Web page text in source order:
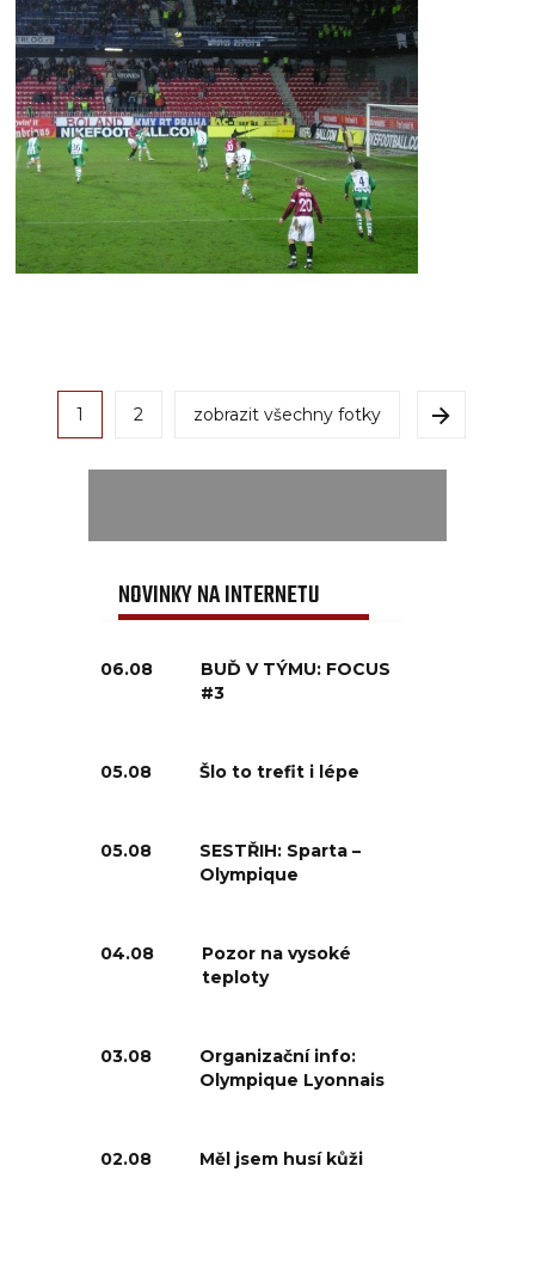
1 2 zobrazit všechny fotky
NOVINKY NA INTERNETU
06.08
BUĎ V TÝMU: FOCUS
#3
05.08 Šlo to trefit i lépe
05.08
SESTŘIH: Sparta –
Olympique
04.08
Pozor na vysoké
teploty
03.08
Organizační info:
Olympique Lyonnais
02.08 Měl jsem husí kůži